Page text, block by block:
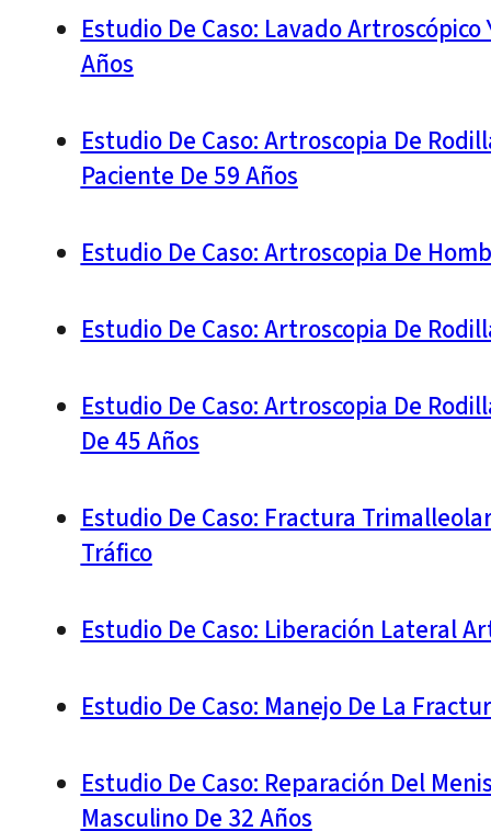
Estudio De Caso: Lavado
Años
Estudio De Caso: Artroscopia De
Paciente De 59 Años
Estudio De Caso: Artroscopia De
Estudio De Caso: Artroscopia De
Estudio De Caso: Artroscopia De
De 45 Años
Estudio De Caso: Fractura
Tráfico
Estudio De Caso: Liberación Lateral
Estudio De Caso: Manejo De La
Estudio De Caso: Reparación Del
Masculino De 32 Años